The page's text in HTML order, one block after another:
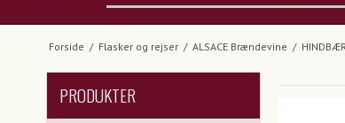
Forside / Flasker og rejser / ALSACE Brændevine /
PRODUKTER